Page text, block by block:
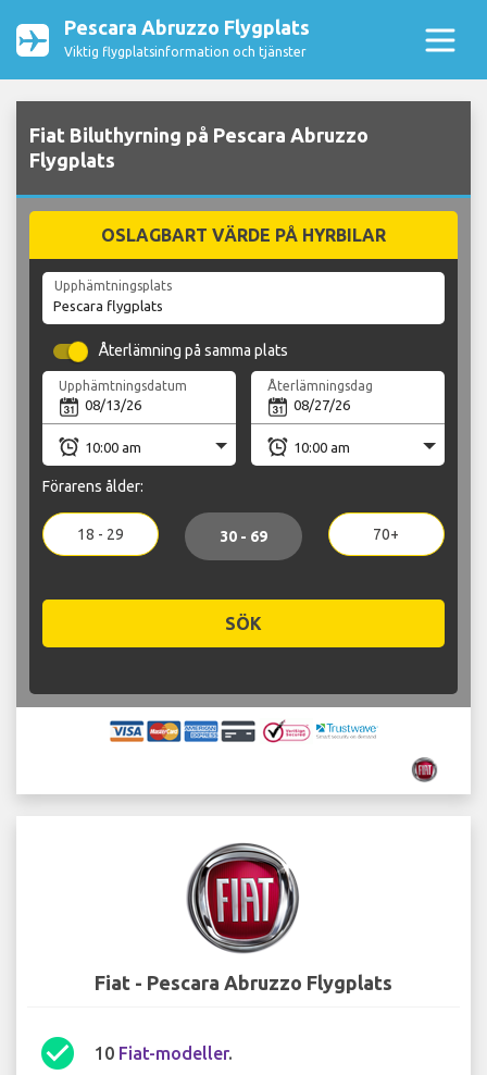
Pescara Abruzzo Flygplats
Viktig flygplatsinformation och tjänster
Fiat Biluthyrning på Pescara Abruzzo
Flygplats
OSLAGBART VÄRDE PÅ HYRBILAR
Upphämtningsplats
Återlämning på samma plats
Upphämtningsdatum Återlämningsdag
Förarens ålder:
18 - 29 30 - 69 70+
SÖK
Fiat - Pescara Abruzzo Flygplats
check_circle 10 Fiat-modeller.